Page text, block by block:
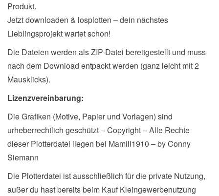
Produkt.
Jetzt downloaden & losplotten – dein nächstes
Lieblingsprojekt wartet schon!
Die Dateien werden als ZIP-Datei bereitgestellt und muss
nach dem Download entpackt werden (ganz leicht mit 2
Mausklicks).
Lizenzvereinbarung:
Die Grafiken (Motive, Papier und Vorlagen) sind
urheberrechtlich geschützt – Copyright – Alle Rechte
dieser Plotterdatei liegen bei Mamili1910 – by Conny
Siemann
Die Plotterdatei ist ausschließlich für die private Nutzung,
außer du hast bereits beim Kauf Kleingewerbenutzung